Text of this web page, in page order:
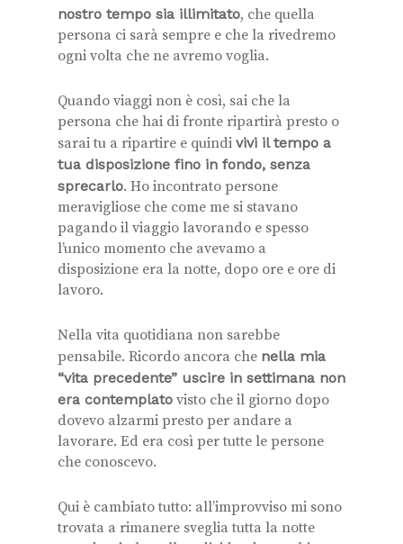
nostro tempo sia illimitato, che quella
persona ci sarà sempre e che la rivedremo
ogni volta che ne avremo voglia.
Quando viaggi non è così, sai che la
persona che hai di fronte ripartirà presto o
sarai tu a ripartire e quindi vivi il tempo a
tua disposizione fino in fondo, senza
sprecarlo. Ho incontrato persone
meravigliose che come me si stavano
pagando il viaggio lavorando e spesso
l’unico momento che avevamo a
disposizione era la notte, dopo ore e ore di
lavoro.
Nella vita quotidiana non sarebbe
pensabile. Ricordo ancora che nella mia
“vita precedente” uscire in settimana non
era contemplato visto che il giorno dopo
dovevo alzarmi presto per andare a
lavorare. Ed era così per tutte le persone
che conoscevo.
Qui è cambiato tutto: all’improvviso mi sono
trovata a rimanere sveglia tutta la notte